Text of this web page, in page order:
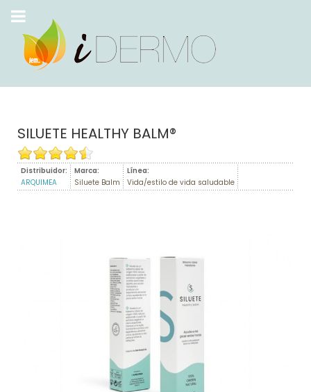
SILUETE HEALTHY BALM®
Distribuidor:
ARQUIMEA
Marca:
Siluete Balm
Línea:
Vida/estilo de vida saludable